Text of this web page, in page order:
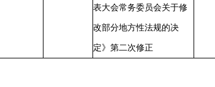
表大会常务委员会关于修
改部分地方性法规的决
定》第二次修正